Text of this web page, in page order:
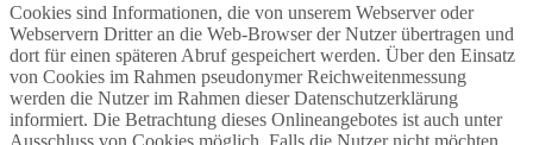
Cookies sind Informationen, die von unserem Webserver oder
Webservern Dritter an die Web-Browser der Nutzer übertragen und
dort für einen späteren Abruf gespeichert werden. Über den Einsatz
von Cookies im Rahmen pseudonymer Reichweitenmessung
werden die Nutzer im Rahmen dieser Datenschutzerklärung
informiert. Die Betrachtung dieses Onlineangebotes ist auch unter
Ausschluss von Cookies möglich. Falls die Nutzer nicht möchten,